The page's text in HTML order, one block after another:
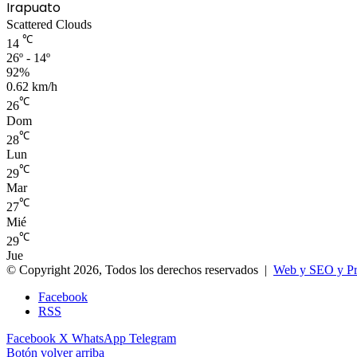
Irapuato
Scattered Clouds
14 ℃
26º - 14º
92%
0.62 km/h
26℃
Dom
28℃
Lun
29℃
Mar
27℃
Mié
29℃
Jue
© Copyright 2026, Todos los derechos reservados | Web y SEO y
Facebook
RSS
Facebook X WhatsApp Telegram
Botón volver arriba